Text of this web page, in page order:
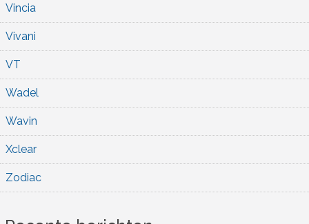
Vincia
Vivani
VT
Wadel
Wavin
Xclear
Zodiac